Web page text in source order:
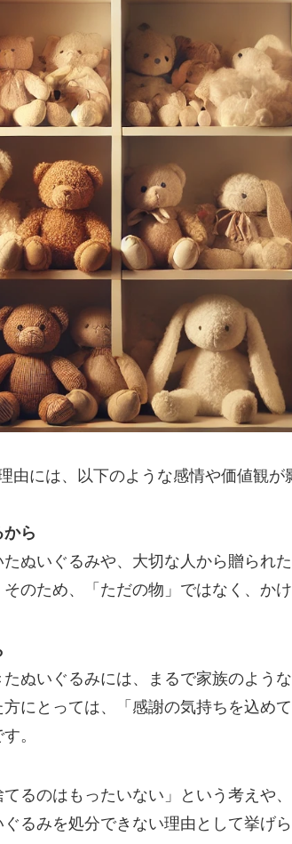
由には、以下のような感情や価値観が
ら
ぬいぐるみや、大切な人から贈られ
のため、「ただの物」ではなく、か
ぬいぐるみには、まるで家族のよう
にとっては、「感謝の気持ちを込め
。
てるのはもったいない」という考えや
るみを処分できない理由として挙げら